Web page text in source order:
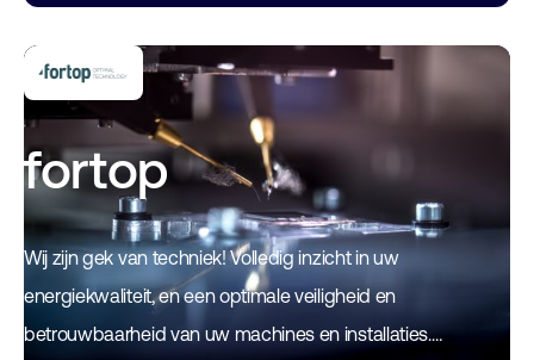
fortop
Wij zijn gek van techniek! Volledig inzicht in uw
energiekwaliteit, en een optimale veiligheid en
betrouwbaarheid van uw machines en installaties.